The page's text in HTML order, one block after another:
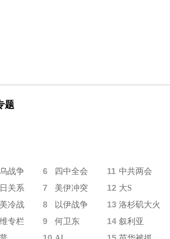
题
战争 6 四中全会 11 中共两会
关系
7 美伊冲突 12 大S
冷战
8 以伊战争 13 洛杉矶大火
专栏
9 何卫东 14 叙利亚